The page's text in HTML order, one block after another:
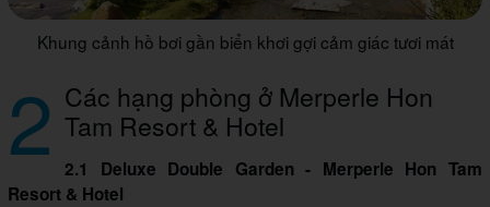
Khung cảnh hồ bơi gần biển khơi gợi cảm giác tươi mát
2 Các hạng phòng ở Merperle Hon
Tam Resort & Hotel
2.1 Deluxe Double Garden - Merperle Hon Tam
Resort & Hotel